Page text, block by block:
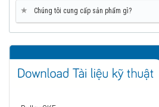
★ Chúng tôi cung cấp sản phẩm gì?